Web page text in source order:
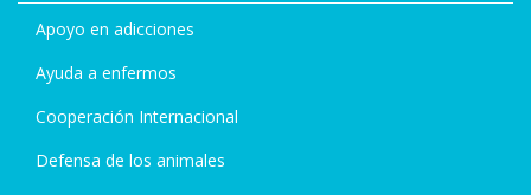
Apoyo en adicciones
Ayuda a enfermos
Cooperación Internacional
Defensa de los animales